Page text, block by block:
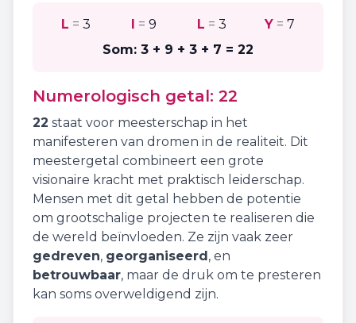
L =3 I =9 L =3 Y =7
Som: 3 + 9 + 3 + 7 = 22
Numerologisch getal: 22
22 staat voor meesterschap in het
manifesteren van dromen in de realiteit. Dit
meestergetal combineert een grote
visionaire kracht met praktisch leiderschap.
Mensen met dit getal hebben de potentie
om grootschalige projecten te realiseren die
de wereld beïnvloeden. Ze zijn vaak zeer
gedreven, georganiseerd, en
betrouwbaar, maar de druk om te presteren
kan soms overweldigend zijn.